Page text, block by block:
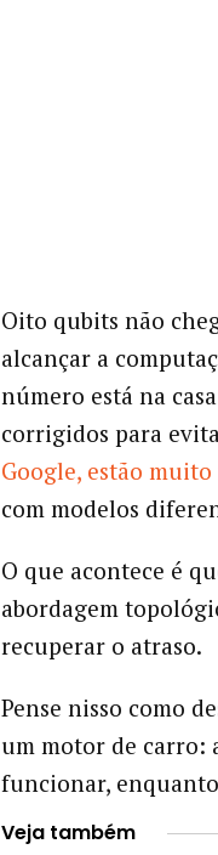
Oito qubits não
alcançar a
número está na
corrigidos para
Google, estão muito
com modelos
O que acontece é
abordagem
recuperar o atraso.
Pense nisso como
um motor de carro:
funcionar,
Veja também